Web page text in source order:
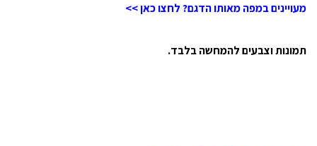
מעויינים במפה מאותו הדגם? לחצו כאן >>
תמונות וצבעים להמחשה בלבד.